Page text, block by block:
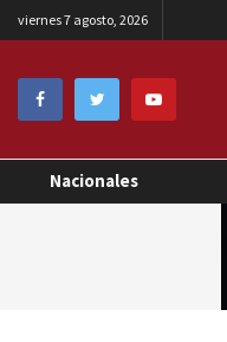
viernes 7 agosto, 2026
Nacionales